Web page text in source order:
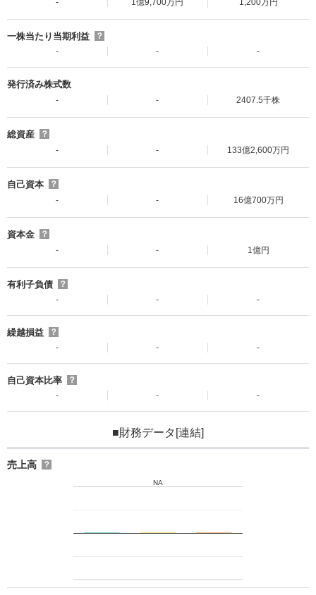
- 1億9,700万円 1,200万円
一株当たり当期利益
？
-
- -
発行済み株式数
- - 2407.5千株
総資産
？
-
- 133億2,600万円
自己資本
？
-
- 16億700万円
資本金
？
-
- 1億円
有利子負債
？
-
- -
繰越損益
？
-
- -
自己資本比率
？
-
- -
■財務データ[連結]
売上高 ？
NA